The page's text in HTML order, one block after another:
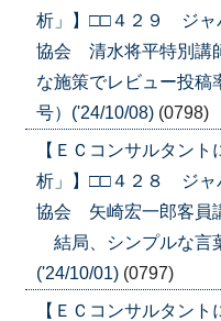
析」】□□４２９ ジャ
協会 清水将平特別講
な施策でレビュー投稿
号）('24/10/08) (0798)
【ＥＣコンサルタン
析」】□□４２８ ジャ
協会 矢崎宏一郎客員
結局、シンプルな言
('24/10/01) (0797)
【ＥＣコンサルタン